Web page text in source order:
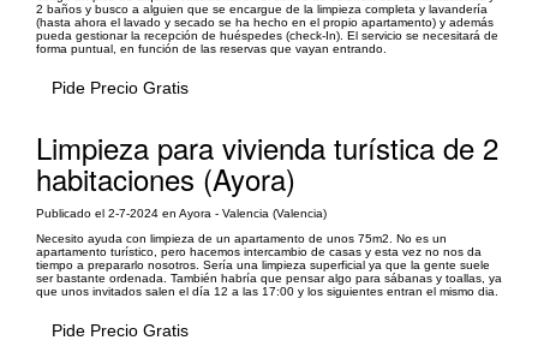
2 baños y busco a alguien que se encargue de la limpieza completa y lavandería
(hasta ahora el lavado y secado se ha hecho en el propio apartamento) y además
pueda gestionar la recepción de huéspedes (check-In). El servicio se necesitará de
forma puntual, en función de las reservas que vayan entrando.
Pide Precio Gratis
Limpieza para vivienda turística de 2
habitaciones (Ayora)
Publicado el 2-7-2024 en Ayora - Valencia (Valencia)
Necesito ayuda con limpieza de un apartamento de unos 75m2. No es un
apartamento turístico, pero hacemos intercambio de casas y esta vez no nos da
tiempo a prepararlo nosotros. Sería una limpieza superficial ya que la gente suele
ser bastante ordenada. También habría que pensar algo para sábanas y toallas, ya
que unos invitados salen el día 12 a las 17:00 y los siguientes entran el mismo dia.
Pide Precio Gratis